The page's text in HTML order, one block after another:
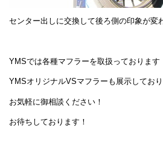
センター出しに交換して後ろ側の印象が変
YMSでは各種マフラーを取扱っております
YMSオリジナルVSマフラーも展示しており
お気軽に御相談ください！
お待ちしております！